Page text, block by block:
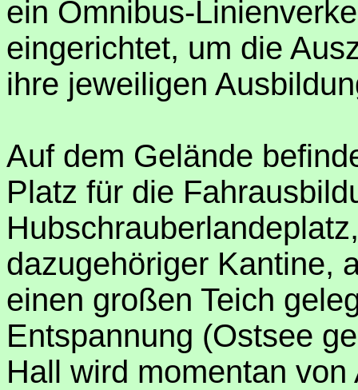
ein Omnibus-
eingerichtet, um die
ihre jeweiligen
Auf dem Gelände
Platz für die
dazugehöriger Kantine,
einen großen Teich
Entspannung (Ostsee
Hall wird momentan